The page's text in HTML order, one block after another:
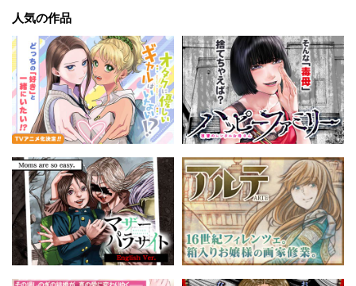
人気の作品